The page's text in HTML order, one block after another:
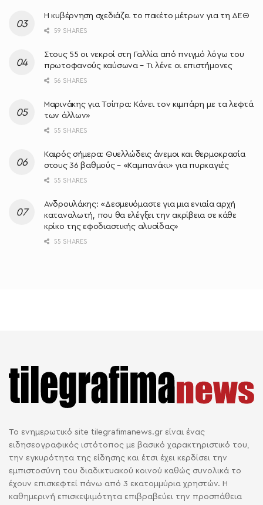
Η κυβέρνηση σχεδιάζει το πακέτο μέτρων για τη ΔΕΘ
59 SHARES
Στους 55 οι νεκροί στη Γαλλία από πνιγμό λόγω του
πρωτοφανούς καύσωνα – Τι λένε οι επιστήμονες
56 SHARES
Μαρινάκης για Τσίπρα: Κάνει τον κιμπάρη με τα λεφτά
των άλλων»
55 SHARES
Καιρός σήμερα: Θυελλώδεις άνεμοι και θερμοκρασία
στους 36 βαθμούς – «Καμπανάκι» για πυρκαγιές
55 SHARES
Ανδρουλάκης: «Δεσμευόμαστε για μια ενιαία αρχή
καταναλωτή, που θα ελέγξει την ακρίβεια σε κάθε
κρίκο της εφοδιαστικής αλυσίδας»
55 SHARES
Το ενημερωτικό site tilegrafimanews.gr είναι ένας
ειδησεογραφικός ιστότοπος με βασικό χαρακτηριστικό του,
την εγκυρότητα της είδησης και έτσι έχει κερδίσει την
εμπιστοσύνη του διαδικτυακού κοινού καθώς συνολικά το
έχουν επισκεφτεί πάνω από 3 εκατομμύρια χρηστών. Η
καθημερινή επισκεψιμότητα επιβραβεύει την προσπάθεια